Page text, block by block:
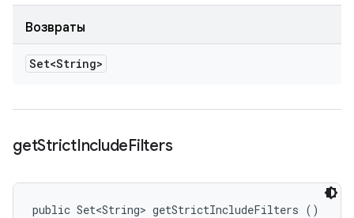
Возвраты
Set<String>
getStrictIncludeFilters
public Set<String> getStrictIncludeFilters ()